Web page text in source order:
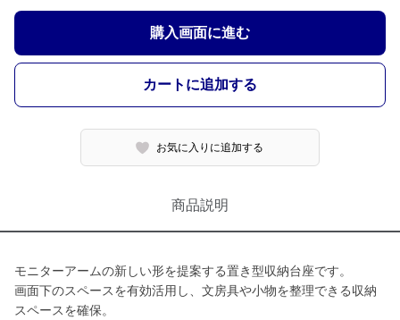
購入画面に進む
カートに追加する
お気に入りに追加する
商品説明
モニターアームの新しい形を提案する置き型収納台座です。
画面下のスペースを有効活用し、文房具や小物を整理できる収納
スペースを確保。